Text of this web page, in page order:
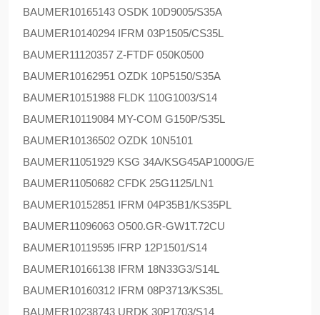
BAUMER10165143 OSDK 10D9005/S35A
BAUMER10140294 IFRM 03P1505/CS35L
BAUMER11120357 Z-FTDF 050K0500
BAUMER10162951 OZDK 10P5150/S35A
BAUMER10151988 FLDK 110G1003/S14
BAUMER10119084 MY-COM G150P/S35L
BAUMER10136502 OZDK 10N5101
BAUMER11051929 KSG 34A/KSG45AP1000G/E
BAUMER11050682 CFDK 25G1125/LN1
BAUMER10152851 IFRM 04P35B1/KS35PL
BAUMER11096063 O500.GR-GW1T.72CU
BAUMER10119595 IFRP 12P1501/S14
BAUMER10166138 IFRM 18N33G3/S14L
BAUMER10160312 IFRM 08P3713/KS35L
BAUMER10238743 URDK 30P1703/S14